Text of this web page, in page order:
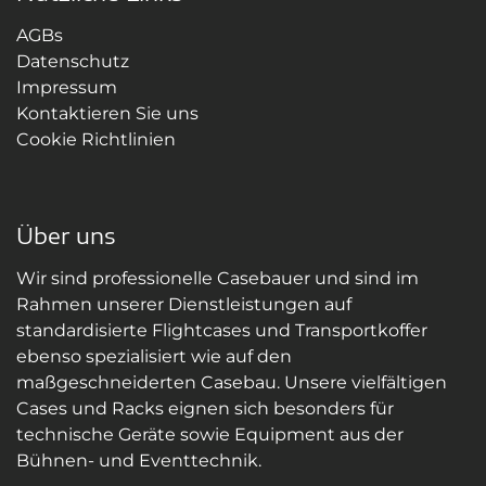
AGBs
Datenschutz
Impressum
Kontaktieren Sie uns
Cookie Richtlinien
Über uns
Wir sind professionelle Casebauer und sind im
Rahmen unserer Dienstleistungen auf
standardisierte Flightcases und Transportkoffer
ebenso spezialisiert wie auf den
maßgeschneiderten Casebau. Unsere vielfältigen
Cases und Racks eignen sich besonders für
technische Geräte sowie Equipment aus der
Bühnen- und Eventtechnik.